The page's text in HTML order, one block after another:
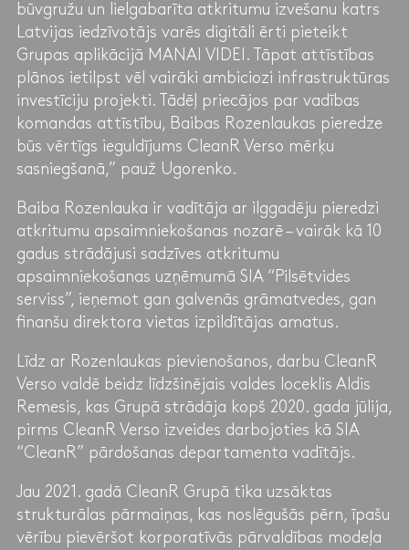
būvgružu un lielgabarīta atkritumu izvešanu katrs
Latvijas iedzīvotājs varēs digitāli ērti pieteikt
Grupas aplikācijā MANAI VIDEI. Tāpat attīstības
plānos ietilpst vēl vairāki ambiciozi infrastruktūras
investīciju projekti. Tādēļ priecājos par vadības
komandas attīstību, Baibas Rozenlaukas pieredze
būs vērtīgs ieguldījums CleanR Verso mērķu
sasniegšanā,” pauž Ugorenko.
Baiba Rozenlauka ir vadītāja ar ilggadēju pieredzi
atkritumu apsaimniekošanas nozarē – vairāk kā 10
gadus strādājusi sadzīves atkritumu
apsaimniekošanas uzņēmumā SIA “Pilsētvides
serviss”, ieņemot gan galvenās grāmatvedes, gan
finanšu direktora vietas izpildītājas amatus.
Līdz ar Rozenlaukas pievienošanos, darbu CleanR
Verso valdē beidz līdzšinējais valdes loceklis Aldis
Remesis, kas Grupā strādāja kopš 2020. gada jūlija,
pirms CleanR Verso izveides darbojoties kā SIA
“CleanR” pārdošanas departamenta vadītājs.
Jau 2021. gadā CleanR Grupā tika uzsāktas
strukturālas pārmaiņas, kas noslēgušās pērn, īpašu
vērību pievēršot korporatīvās pārvaldības modeļa